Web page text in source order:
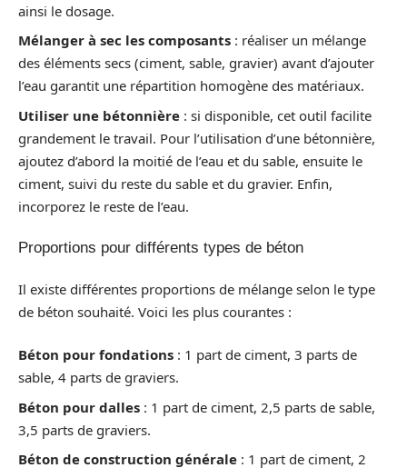
ainsi le dosage.
Mélanger à sec les composants : réaliser un mélange
des éléments secs (ciment, sable, gravier) avant d’ajouter
l’eau garantit une répartition homogène des matériaux.
Utiliser une bétonnière : si disponible, cet outil facilite
grandement le travail. Pour l’utilisation d’une bétonnière,
ajoutez d’abord la moitié de l’eau et du sable, ensuite le
ciment, suivi du reste du sable et du gravier. Enfin,
incorporez le reste de l’eau.
Proportions pour différents types de béton
Il existe différentes proportions de mélange selon le type
de béton souhaité. Voici les plus courantes :
Béton pour fondations : 1 part de ciment, 3 parts de
sable, 4 parts de graviers.
Béton pour dalles : 1 part de ciment, 2,5 parts de sable,
3,5 parts de graviers.
Béton de construction générale : 1 part de ciment, 2